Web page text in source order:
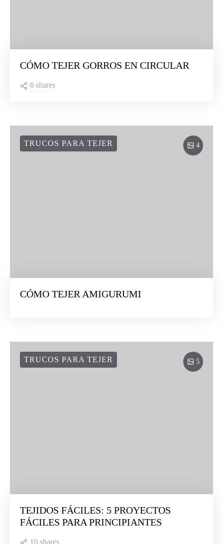
CÓMO TEJER GORROS EN CIRCULAR
6 shares
4
TRUCOS PARA TEJER
CÓMO TEJER AMIGURUMI
5
TRUCOS PARA TEJER
TEJIDOS FÁCILES: 5 PROYECTOS
FÁCILES PARA PRINCIPIANTES
10 shares